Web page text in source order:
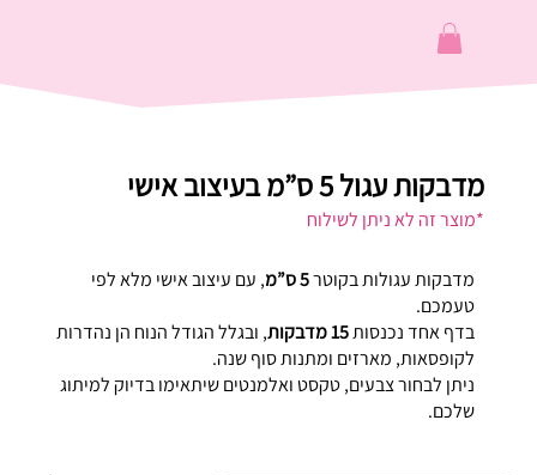
מדבקות עגול 5 ס”מ בעיצוב אישי
*מוצר זה לא ניתן לשילוח
מדבקות עגולות בקוטר5 ס”מ
, עם עיצוב אישי מלא לפי
טעמכם.
בדף אחד נכנסות15 מדבקות
, ובגלל הגודל הנוח הן נהדרות
לקופסאות, מארזים ומתנות סוף שנה.
ניתן לבחור צבעים, טקסט ואלמנטים שיתאימו בדיוק למיתוג
שלכם.